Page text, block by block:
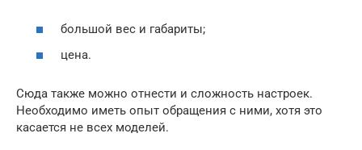
большой вес и габариты;
цена.
Сюда также можно отнести и сложность настроек.
Необходимо иметь опыт обращения с ними, хотя это
касается не всех моделей.